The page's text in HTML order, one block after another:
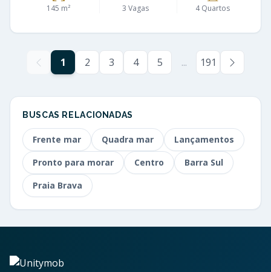
145 m² 3 Vagas 4 Quartos
1 2 3 4 5 ... 191
BUSCAS RELACIONADAS
Frente mar Quadra mar
Lançamentos
Pronto para morar
Centro
Barra Sul
Praia Brava